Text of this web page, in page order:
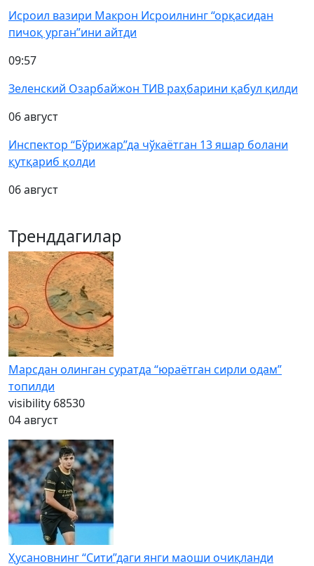
Исроил вазири Макрон Исроилнинг “орқасидан
пичоқ урган”ини айтди
09:57
Зеленский Озарбайжон ТИВ раҳбарини қабул қилди
06 август
Инспектор “Бўрижар”да чўкаётган 13 яшар болани
қутқариб қолди
06 август
Тренддагилар
Марсдан олинган суратда “юраётган сирли одам”
топилди
visibility 68530
04 август
Ҳусановнинг “Сити”даги янги маоши очиқланди